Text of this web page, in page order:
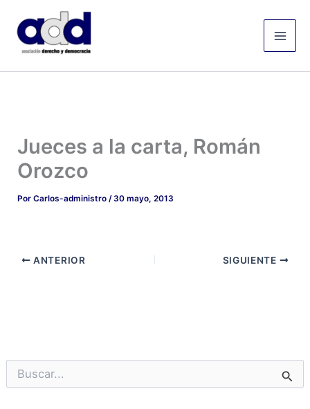
contenido
Jueces a la carta, Román
Orozco
PorCarlos-administro/30 mayo, 2013
ANTERIOR SIGUIENTE
u